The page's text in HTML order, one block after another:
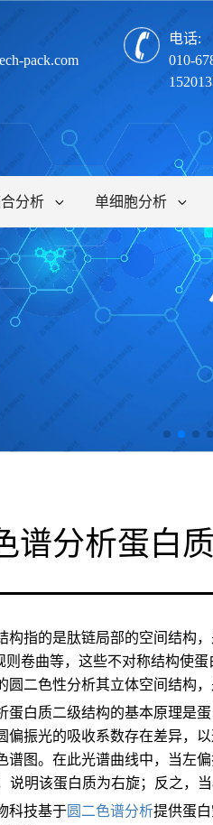
pack.com
电话:
010-
分析 单细胞分析
谱分析蛋白
构指的是肽链局部的空间结构
则卷曲等，这些不对称结构使
圆二色性分析其立体空间结构
蛋白质二级结构的基本原理是
偏振光的吸收系数存在差异，
谱图。在此光谱曲线中，当左
说明该蛋白质为右旋；反之，
科技基于圆二色谱分析提供蛋